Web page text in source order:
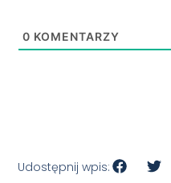
0 KOMENTARZY
Udostępnij wpis: